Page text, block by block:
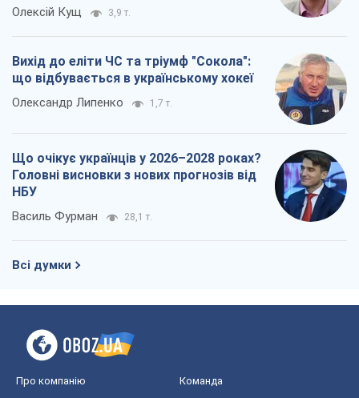
Олексій Кущ 3,9 т.
Вихід до еліти ЧС та тріумф "Сокола":
що відбувається в українському хокеї
Олександр Липенко 1,7 т.
Що очікує українців у 2026–2028 роках?
Головні висновки з нових прогнозів від
НБУ
Василь Фурман 28,1 т.
Всі думки
Про компанію Команда